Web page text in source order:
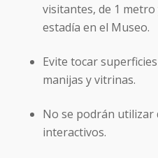
visitantes, de 1
estadía en el Museo.
Evite tocar
manijas y vitrinas.
No se podrán utilizar
interactivos.